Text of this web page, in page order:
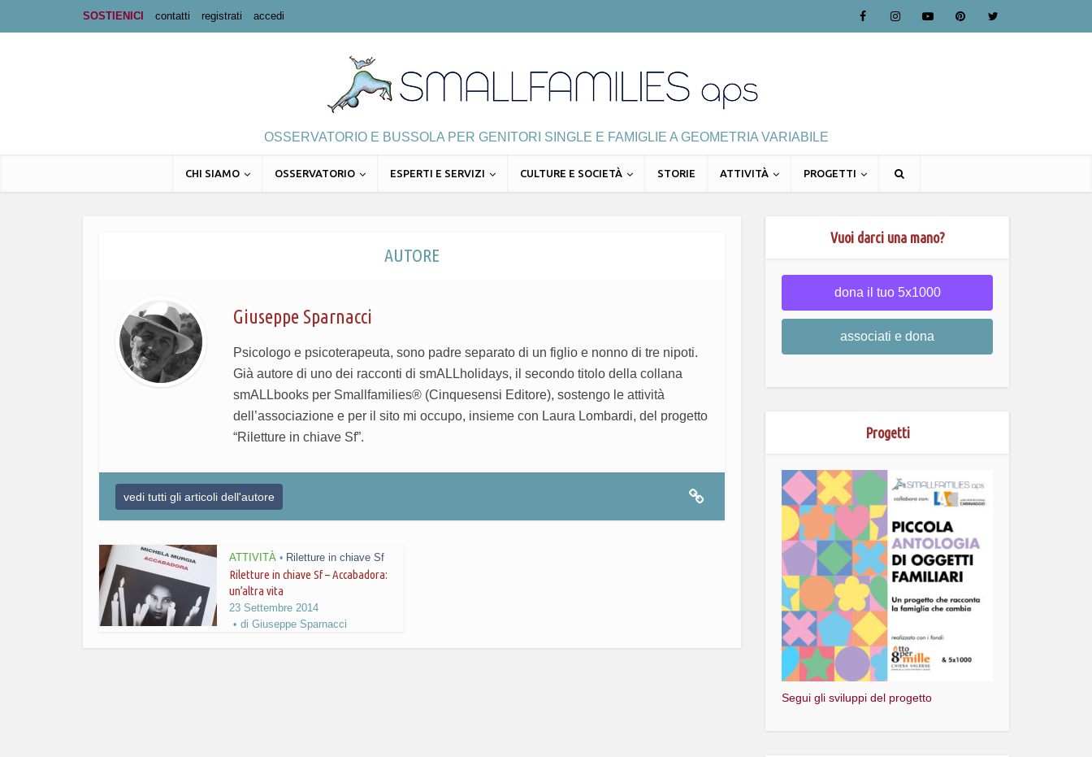
SOSTIENICI contatti registrati accedi
OSSERVATORIO E BUSSOLA PER GENITORI SINGLE E FAMIGLIE A GEOMETRIA VARIABILE
CHI SIAMO OSSERVATORIO ESPERTI E SERVIZI CULTURE E SOCIETÀ STORIE ATTIVITÀ PROGETTI
AUTORE
Giuseppe Sparnacci
Psicologo e psicoterapeuta, sono padre separato di un figlio e nonno di tre nipoti.
Già autore di uno dei racconti di smALLholidays, il secondo titolo della collana
smALLbooks per Smallfamilies® (Cinquesensi Editore), sostengo le attività
dell’associazione e per il sito mi occupo, insieme con Laura Lombardi, del progetto
“Riletture in chiave Sf”.
vedi tutti gli articoli dell'autore
ATTIVITÀ • Riletture in chiave Sf
Riletture in chiave Sf – Accabadora:
un’altra vita
23 Settembre 2014
di Giuseppe Sparnacci
Vuoi darci una mano?
dona il tuo 5x1000
associati e dona
Progetti
Segui gli sviluppi del progetto